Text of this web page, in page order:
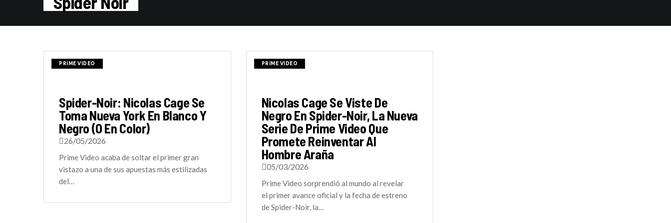
PRIME VIDEO
Spider-Noir: Nicolas Cage Se
Toma Nueva York En Blanco Y
Negro (o En Color)
26/05/2026
Prime Video acaba de soltar el primer gran
vistazo a una de sus apuestas más estilizadas
del…
PRIME VIDEO
Nicolas Cage Se Viste De
Negro En Spider-Noir, La Nueva
Serie De Prime Video Que
Promete Reinventar Al
Hombre Araña
05/03/2026
Prime Video sorprendió al mundo al revelar
el primer avance oficial y la fecha de estreno
de Spider-Noir, la…